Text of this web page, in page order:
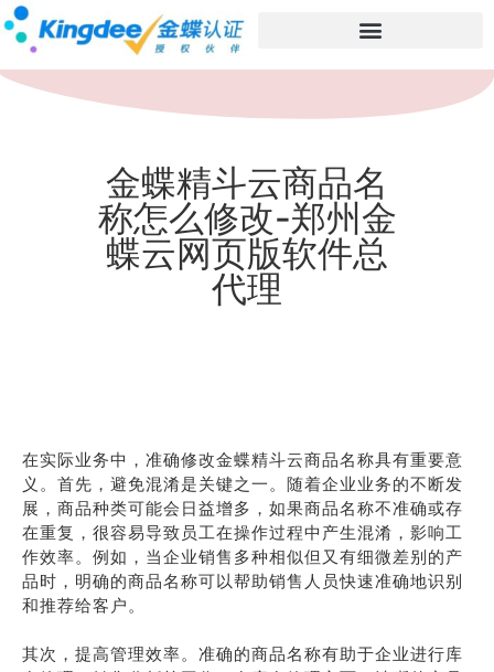
金蝶精斗云商品名
称怎么修改-郑州金
蝶云网页版软件总
代理
在实际业务中，准确修改金蝶精斗云商品名称具有重要意
义。首先，避免混淆是关键之一。随着企业业务的不断发
展，商品种类可能会日益增多，如果商品名称不准确或存
在重复，很容易导致员工在操作过程中产生混淆，影响工
作效率。例如，当企业销售多种相似但又有细微差别的产
品时，明确的商品名称可以帮助销售人员快速准确地识别
和推荐给客户。
其次，提高管理效率。准确的商品名称有助于企业进行库